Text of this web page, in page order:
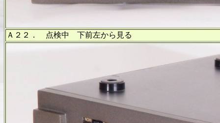
Ａ２２． 点検中 下前左から見る